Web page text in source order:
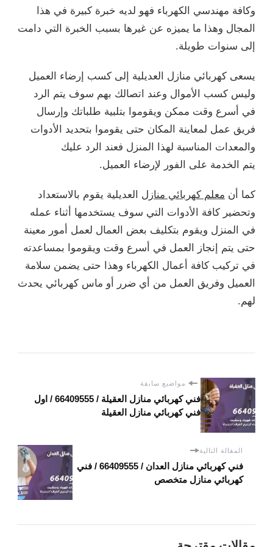
وكافة مهندسي الكهرباء فهو لديه خبرة كبيرة في هذا
المجال وهذا ما يميزه عن غيرها بسبب الخبرة التي دامت
إلى سنوات طويلة.
يسعى كهربائي منازل العديلية إلى كسب إرضاء العميل
وليس كسب الأموال وعند اتصالك بهم سوف يتم الرد
في أسرع وقت ممكن ويقوموا بتلبية طلباتك وإرسال
فريق عمل لمعاينة المكان حتى يقوموا بتحديد الأدوات
والمعدات المناسبة لهذا المنزل فعند الرد عليك
يتم الخدمة على الفور لإرضاء العميل.
كما أن معلم كهربائي منازل العديلية يقوم بالاستعداد
وتحضير كافة الأدوات التي سوف يستخدمها أثناء عمله
في المنزل ويقوم بتكليف بعض العمال لعمل أمور معينة
حتى يتم إنجاز العمل في أسرع وقت ويقوموا بمساعدته
في تركيب كافة أعمال الكهرباء وهذا حتى يضمن سلامة
العميل وفريق العمل من أي ضرر أو ماس كهربائي يحدث
لهم.
مواضيع سابقة
فني كهربائي منازل العقيلة / 66409555 / اول
فني كهربائي منازل العقيلة
المقالة التالية
فني كهربائي منازل العدان / 66409555 / فني
كهربائي منازل متخصص